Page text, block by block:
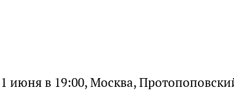
1 июня в 19:00, Москва,